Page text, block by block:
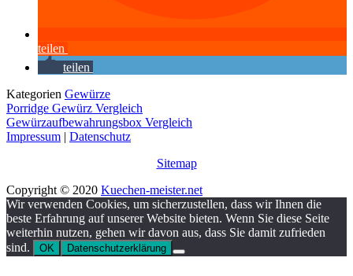
teilen
teilen
Kategorien Gewürze
Porridge Gewürz Vergleich
Gewürzaufbewahrungsbox Vergleich
Impressum | Datenschutz
Sitemap
Copyright © 2020 Kuechen-meister.net
Wir verwenden Cookies, um sicherzustellen, dass wir Ihnen die
beste Erfahrung auf unserer Website bieten. Wenn Sie diese Seite
weiterhin nutzen, gehen wir davon aus, dass Sie damit zufrieden
sind.
OK Datenschutzerklärung